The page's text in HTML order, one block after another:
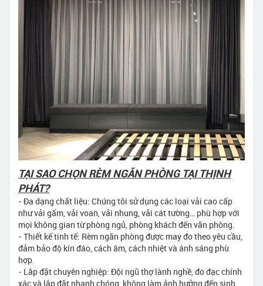
TẠI SAO CHỌN RÈM NGĂN PHÒNG TẠI THỊNH
PHÁT?
- Đa dạng chất liệu: Chúng tôi sử dụng các loại vải cao cấp
như vải gấm, vải voan, vải nhung, vải cát tường… phù hợp với
mọi không gian từ phòng ngủ, phòng khách đến văn phòng.
- Thiết kế tinh tế: Rèm ngăn phòng được may đo theo yêu cầu,
đảm bảo độ kín đáo, cách âm, cách nhiệt và ánh sáng phù
hợp.
- Lắp đặt chuyên nghiệp: Đội ngũ thợ lành nghề, đo đạc chính
xác và lắp đặt nhanh chóng, không làm ảnh hưởng đến sinh